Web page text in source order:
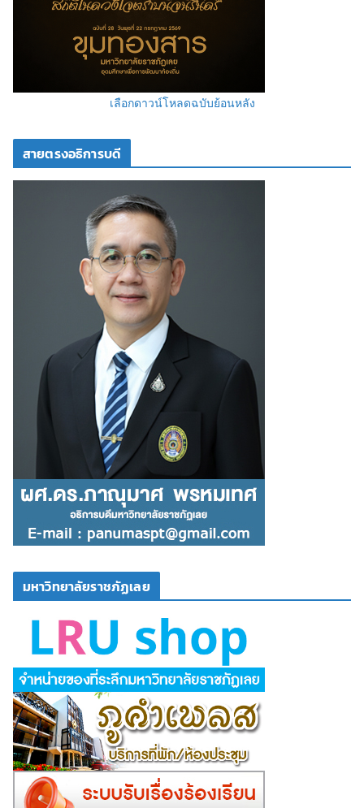
เลือกดาวน์โหลดฉบับย้อนหลัง
สายตรงอธิการบดี
มหาวิทยาลัยราชภัฏเลย